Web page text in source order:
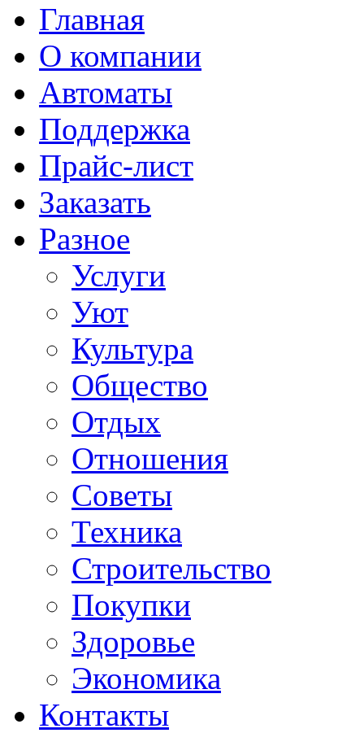
Главная
О компании
Автоматы
Поддержка
Прайс-лист
Заказать
Разное
Услуги
Уют
Культура
Общество
Отдых
Отношения
Советы
Техника
Строительство
Покупки
Здоровье
Экономика
Контакты